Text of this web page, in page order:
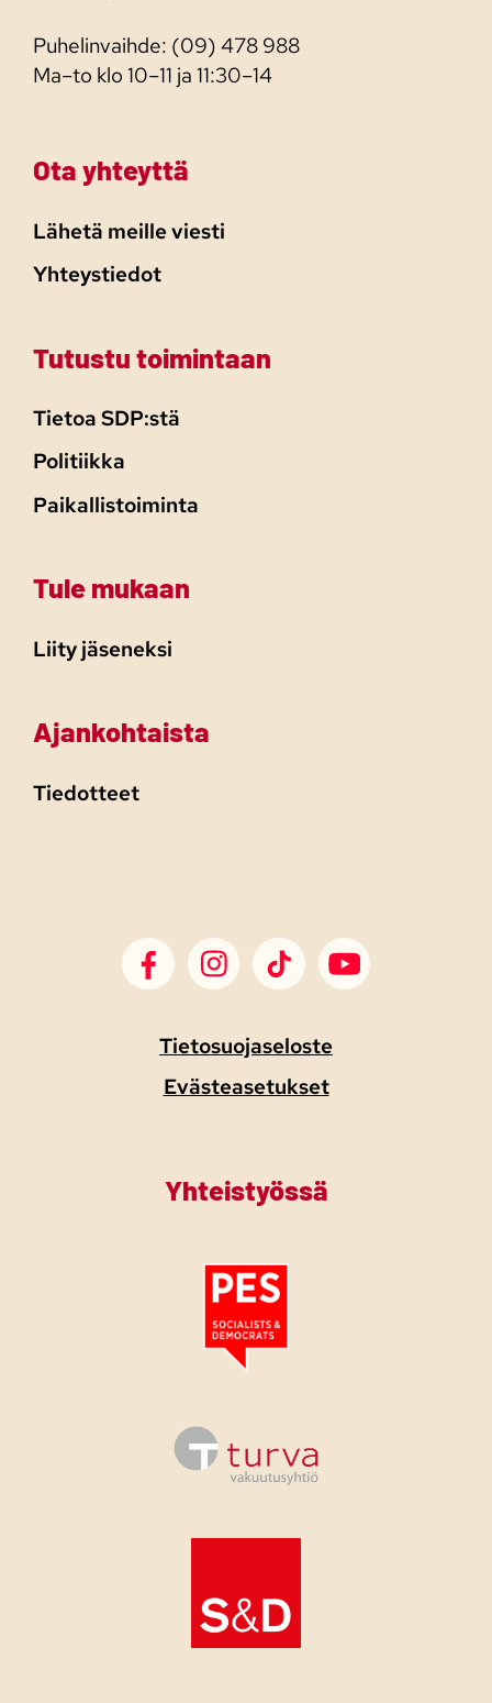
Puhelinvaihde: (09) 478 988
Ma–to klo 10–11 ja 11:30–14
Ota yhteyttä
Lähetä meille viesti
Yhteystiedot
Tutustu toimintaan
Tietoa SDP:stä
Politiikka
Paikallistoiminta
Tule mukaan
Liity jäseneksi
Ajankohtaista
Tiedotteet
SDP Facebook
SDP Instagram
SDP TikTokSDP Youtube
Tietosuojaseloste
Evästeasetukset
Yhteistyössä
Tutustu PES:n periaatejulistukseen